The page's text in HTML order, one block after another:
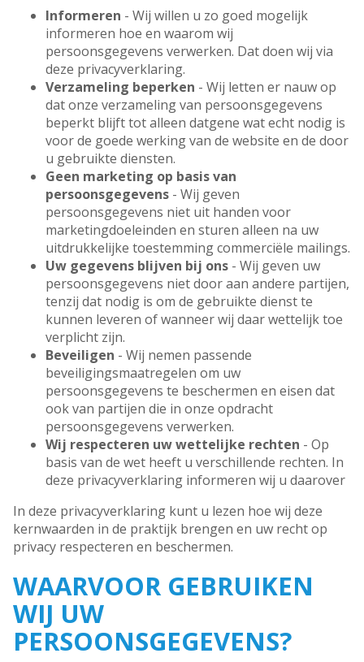
Informeren - Wij willen u zo goed mogelijk
informeren hoe en waarom wij
persoonsgegevens verwerken. Dat doen wij via
deze privacyverklaring.
Verzameling beperken - Wij letten er nauw op
dat onze verzameling van persoonsgegevens
beperkt blijft tot alleen datgene wat echt nodig is
voor de goede werking van de website en de door
u gebruikte diensten.
Geen marketing op basis van
persoonsgegevens - Wij geven
persoonsgegevens niet uit handen voor
marketingdoeleinden en sturen alleen na uw
uitdrukkelijke toestemming commerciële mailings.
Uw gegevens blijven bij ons - Wij geven uw
persoonsgegevens niet door aan andere partijen,
tenzij dat nodig is om de gebruikte dienst te
kunnen leveren of wanneer wij daar wettelijk toe
verplicht zijn.
Beveiligen - Wij nemen passende
beveiligingsmaatregelen om uw
persoonsgegevens te beschermen en eisen dat
ook van partijen die in onze opdracht
persoonsgegevens verwerken.
Wij respecteren uw wettelijke rechten - Op
basis van de wet heeft u verschillende rechten. In
deze privacyverklaring informeren wij u daarover
In deze privacyverklaring kunt u lezen hoe wij deze
kernwaarden in de praktijk brengen en uw recht op
privacy respecteren en beschermen.
WAARVOOR GEBRUIKEN
WIJ UW
PERSOONSGEGEVENS?